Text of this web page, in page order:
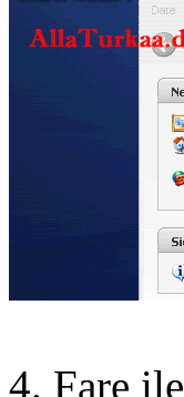
4. Fare ile